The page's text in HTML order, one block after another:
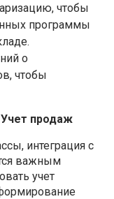
чтобы
программы
о
чтобы
продаж
интеграция с
важным
учет